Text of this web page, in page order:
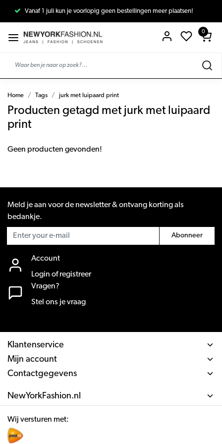
Vanaf 1 juli kun je voorlopig geen bestellingen meer plaatsen!
0
Home Tags jurk met luipaard print
Producten getagd met jurk met luipaard
print
Geen producten gevonden!
Meld je aan voor de newsletter & ontvang korting als
bedankje.
Abonneer
Account
Login of registreer
Vragen?
Stel ons je vraag
Klantenservice
Mijn account
Contactgegevens
NewYorkFashion.nl
Wij versturen met: